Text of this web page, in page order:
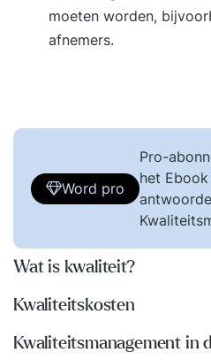
moeten worden,
afnemers.
Word pro
Pro-
het
Wat is kwaliteit?
Kwaliteitskosten
Kwaliteitsmanagement in